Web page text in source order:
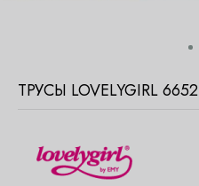
ТРУСЫ LOVELYGIRL 6652